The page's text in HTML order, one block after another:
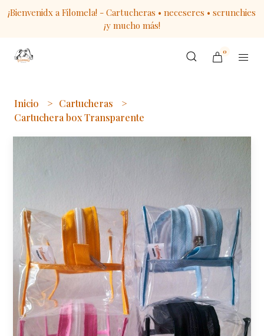
¡Bienvenidx a Filomela! - Cartucheras • neceseres • scrunchies
¡y mucho más!
0
Inicio
Cartucheras
Cartuchera box Transparente